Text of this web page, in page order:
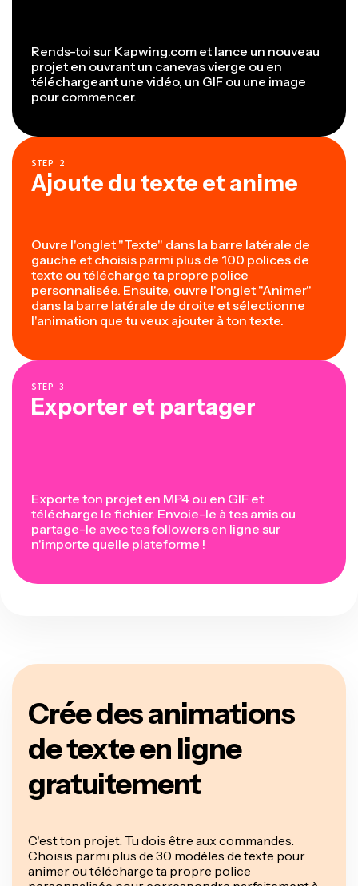
Rends-toi sur Kapwing.com et lance un nouveau
projet en ouvrant un canevas vierge ou en
téléchargeant une vidéo, un GIF ou une image
pour commencer.
STEP 2
Ajoute du texte et anime
Ouvre l'onglet "Texte" dans la barre latérale de
gauche et choisis parmi plus de 100 polices de
texte ou télécharge ta propre police
personnalisée. Ensuite, ouvre l'onglet "Animer"
dans la barre latérale de droite et sélectionne
l'animation que tu veux ajouter à ton texte.
STEP 3
Exporter et partager
Exporte ton projet en MP4 ou en GIF et
télécharge le fichier. Envoie-le à tes amis ou
partage-le avec tes followers en ligne sur
n'importe quelle plateforme !
Crée des animations
de texte en ligne
gratuitement
C'est ton projet. Tu dois être aux commandes.
Choisis parmi plus de 30 modèles de texte pour
animer ou télécharge ta propre police